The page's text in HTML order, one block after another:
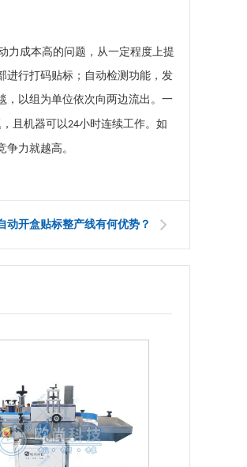
成本高的问题，从一定程度上提
进行打码贴标；自动检测功能，发
，以组为单位依次向两边流出。一
且机器可以24小时连续工作。如
力就越高。
动开盒贴标整产线有何优势？